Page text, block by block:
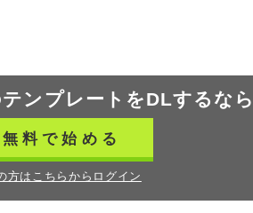
テンプレートをDLするなら
無料で始める
方はこちらからログイン